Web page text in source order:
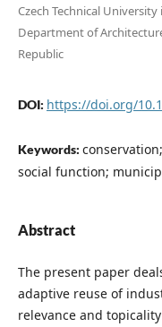
Czech Technical
Department of
Republic
DOI: https://doi.org/
Keywords:
social function;
Abstract
The present paper
adaptive reuse of
relevance and